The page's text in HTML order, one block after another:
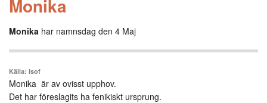
Monika
Monika har namnsdag den 4 Maj
Källa: Isof
Monika är av ovisst upphov.
Det har föreslagits ha fenikiskt ursprung.